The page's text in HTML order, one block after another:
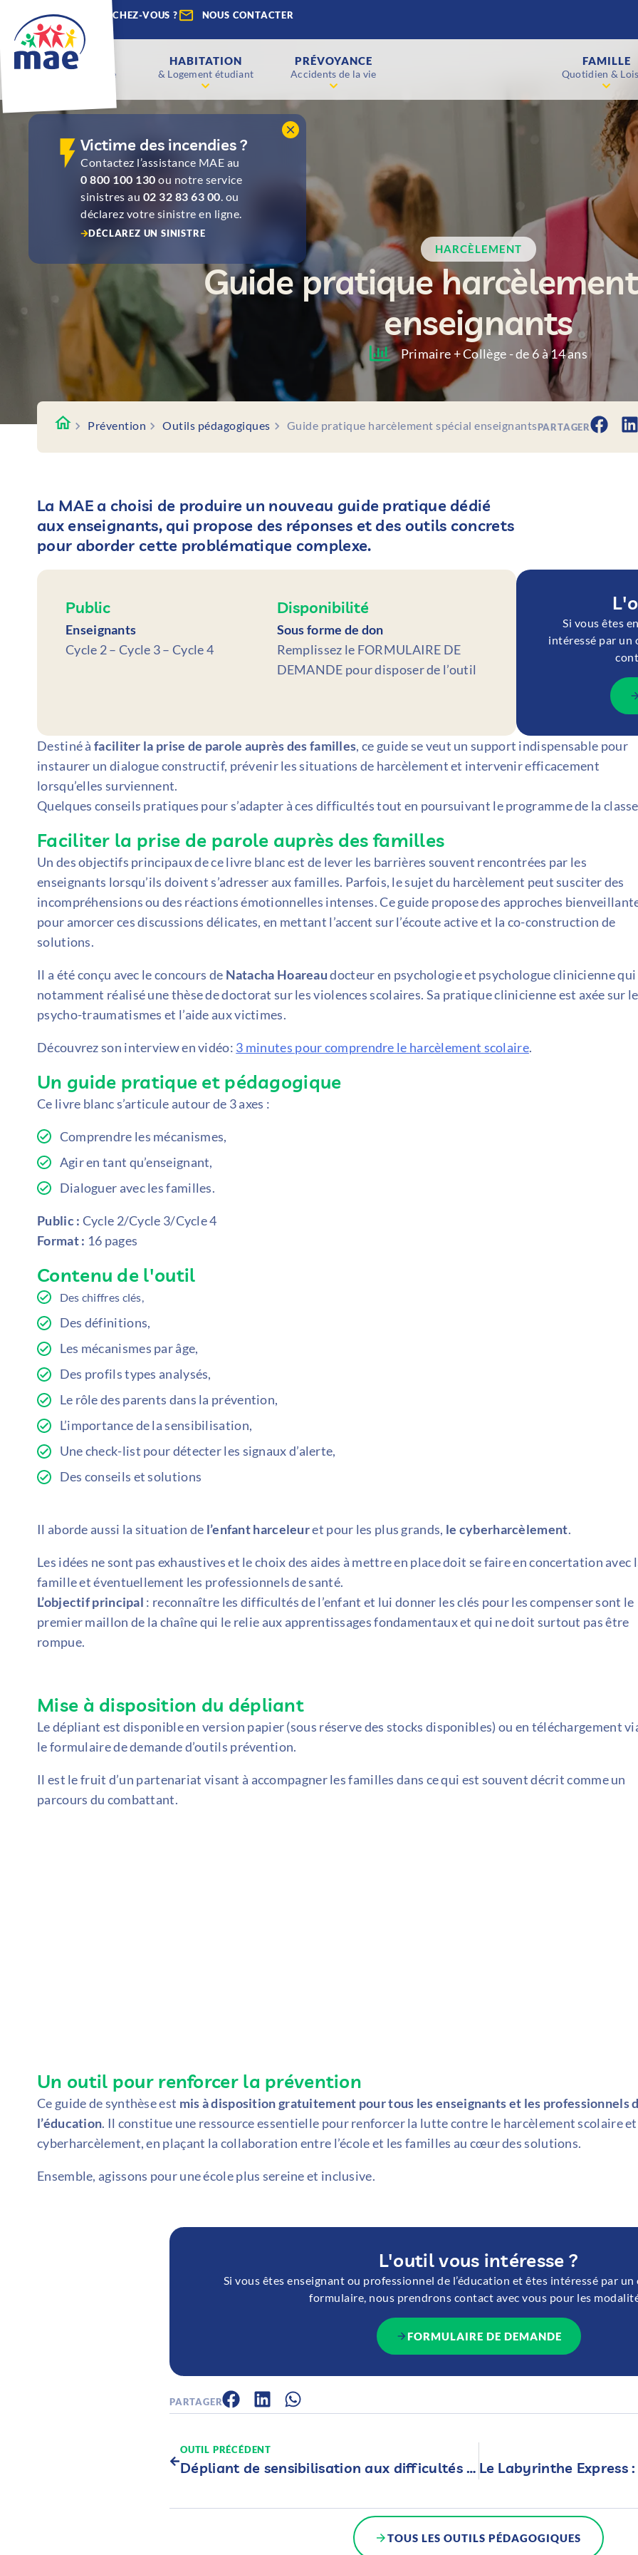
QUE RECHERCHEZ-VOUS ? NOUS CONTACTER
ENFANTS
Scolaire & Étude
HABITATION
& Logement étudiant
PRÉVOYANCE
Accidents de la vie
FAMILLE
Quotidien &
Victime des incendies ?
Contactez l’assistance MAE au
0 800 100 130 ou notre service
sinistres au 02 32 83 63 00. ou
déclarez votre sinistre en ligne.
DÉCLAREZ UN SINISTRE
HARCÈLEMENT
Guide pratique
enseignants
Primaire + Collège - de 6 à 14 ans
Prévention Outils pédagogiques Guide pratique harcèlement spécial enseignantsPARTAGER
La MAE a choisi de produire un nouveau guide pratique dédié
aux enseignants, qui propose des réponses et des outils concrets
pour aborder cette problématique complexe.
Public
Enseignants
Cycle 2 – Cycle 3 – Cycle 4
Disponibilité
Sous forme de don
Remplissez le FORMULAIRE DE
DEMANDE pour disposer de l’outil
Si vous êtes
intéressé par un
Destiné à faciliter la prise de parole auprès des familles, ce guide se veut un support indispensable pour
instaurer un dialogue constructif, prévenir les situations de harcèlement et intervenir efficacement
lorsqu’elles surviennent.
Quelques conseils pratiques pour s’adapter à ces difficultés tout en poursuivant le programme de la
Faciliter la prise de parole auprès des familles
Un des objectifs principaux de ce livre blanc est de lever les barrières souvent rencontrées par les
enseignants lorsqu’ils doivent s’adresser aux familles. Parfois, le sujet du harcèlement peut susciter des
incompréhensions ou des réactions émotionnelles intenses. Ce guide propose des approches
pour amorcer ces discussions délicates, en mettant l’accent sur l’écoute active et la co-construction de
solutions.
Il a été conçu avec le concours de Natacha Hoareaudocteur en psychologie et psychologue clinicienne qui
notamment réalisé une thèse de doctorat sur les violences scolaires. Sa pratique clinicienne est axée sur
psycho-traumatismes et l’aide aux victimes.
Découvrez son interview en vidéo: 3 minutes pour comprendre le harcèlement scolaire.
Un guide pratique et pédagogique
Ce livre blanc s’articule autour de 3 axes :
Comprendre les mécanismes,
Agir en tant qu’enseignant,
Dialoguer avec les familles.
Public : Cycle 2/Cycle 3/Cycle 4
Format : 16 pages
Contenu de l'outil
Des chiffres clés,
Des définitions,
Les mécanismes par âge,
Des profils types analysés,
Le rôle des parents dans la prévention,
L’importance de la sensibilisation,
Une check-list pour détecter les signaux d’alerte,
Des conseils et solutions
Il aborde aussi la situation de l’enfant harceleuret pour les plus grands, le cyberharcèlement.
Les idées ne sont pas exhaustives et le choix des aides à mettre en place doit se faire en concertation avec
famille et éventuellement les professionnels de santé.
L’objectif principal : reconnaître les difficultés de l’enfant et lui donner les clés pour les compenser sont le
premier maillon de la chaîne qui le relie aux apprentissages fondamentaux et qui ne doit surtout pas être
rompue.
Mise à disposition du dépliant
Le dépliant est disponible en version papier (sous réserve des stocks disponibles) ou en téléchargement
le formulaire de demande d’outils prévention.
Il est le fruit d’un partenariat visant à accompagner les familles dans ce qui est souvent décrit comme un
parcours du combattant.
Un outil pour renforcer la prévention
Ce guide de synthèse est mis à disposition gratuitement pour tous les enseignants et les professionnels
l’éducation. Il constitue une ressource essentielle pour renforcer la lutte contre le harcèlement scolaire et
cyberharcèlement, en plaçant la collaboration entre l’école et les familles au cœur des solutions.
Ensemble, agissons pour une école plus sereine et inclusive.
L'outil vous intéresse ?
Si vous êtes enseignant ou professionnel de l’éducation et êtes intéressé par
formulaire, nous prendrons contact avec vous pour les
FORMULAIRE DE DEMANDE
PARTAGER
OUTIL PRÉCÉDENT
Dépliant de sensibilisation aux difficultés de langage écrit
TOUS LES OUTILS PÉDAGOGIQUES